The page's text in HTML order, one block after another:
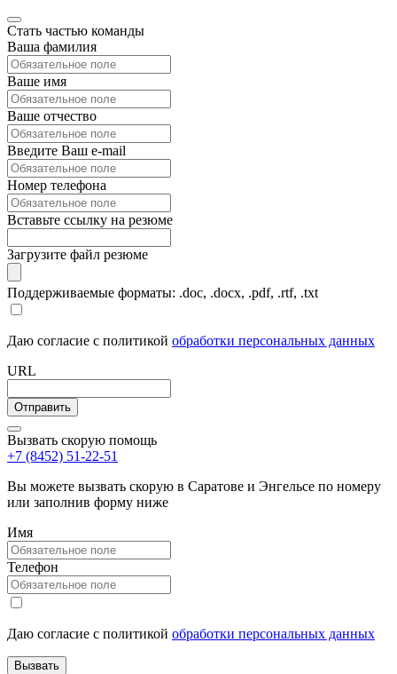
Стать частью команды
Ваша фамилия
Ваше имя
Ваше отчество
Введите Ваш e-mail
Номер телефона
Вставьте ссылку на резюме
Загрузите файл резюме
Поддерживаемые форматы: .doc, .docx, .pdf, .rtf, .txt
Даю согласие с политикой обработки персональных данных
URL
Вызвать скорую помощь
+7 (8452) 51-22-51
Вы можете вызвать скорую в Саратове и Энгельсе по номеру
или заполнив форму ниже
Имя
Телефон
Даю согласие с политикой обработки персональных данных